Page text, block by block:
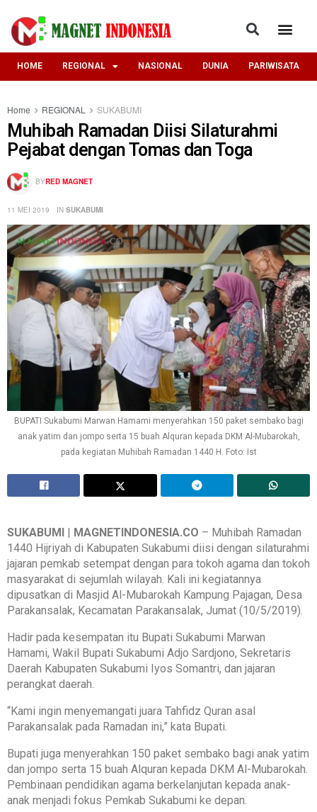
HOME REGIONAL NASIONAL DUNIA PARIWISATA
Home REGIONAL SUKABUMI
Muhibah Ramadan Diisi Silaturahmi
Pejabat dengan Tomas dan Toga
BYRED MAGNET
11 MEI 2019 IN SUKABUMI
BUPATI Sukabumi Marwan Hamami menyerahkan 150 paket sembako bagi
anak yatim dan jompo serta 15 buah Alquran kepada DKM Al-Mubarokah,
pada kegiatan Muhibah Ramadan 1440 H. Foto: Ist
SUKABUMI MAGNETINDONESIA.CO – Muhibah Ramadan
1440 Hijriyah di Kabupaten Sukabumi diisi dengan silaturahmi
jajaran pemkab setempat dengan para tokoh agama dan tokoh
masyarakat di sejumlah wilayah. Kali ini kegiatannya
dipusatkan di Masjid Al-Mubarokah Kampung Pajagan, Desa
Parakansalak, Kecamatan Parakansalak, Jumat (10/5/2019).
Hadir pada kesempatan itu Bupati Sukabumi Marwan
Hamami, Wakil Bupati Sukabumi Adjo Sardjono, Sekretaris
Daerah Kabupaten Sukabumi Iyos Somantri, dan jajaran
perangkat daerah.
“Kami ingin menyemangati juara Tahfidz Quran asal
Parakansalak pada Ramadan ini,” kata Bupati.
Bupati juga menyerahkan 150 paket sembako bagi anak yatim
dan jompo serta 15 buah Alquran kepada DKM Al-Mubarokah.
Pembinaan pendidikan agama berkelanjutan kepada anak-
anak menjadi fokus Pemkab Sukabumi ke depan.